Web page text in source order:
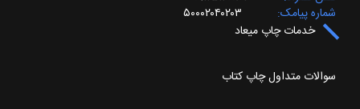
شماره پیامک
۵۰۰۰۲۰۴۰۲۰۳
خدمات چاپ میعاد
سوالات متداول چاپ کتاب